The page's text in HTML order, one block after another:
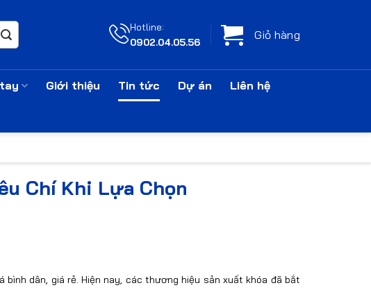
Hotline:
0902.04.05.56
Giỏ hàng
Giới thiệu Tin tức Dự án Liên hệ
Chí Khi Lựa Chọn
dân, giá rẻ. Hiện nay, các thương hiệu sản xuất khóa đã bắt